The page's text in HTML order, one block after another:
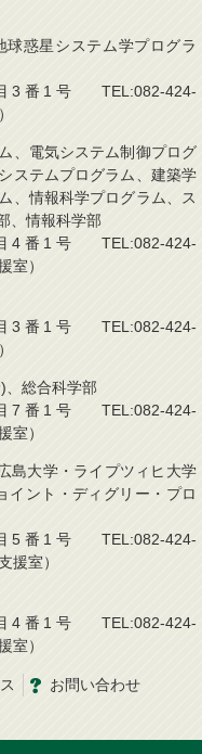
惑星システム学プログラ
3番1号 TEL:082-424-
、電気システム制御プログ
ステムプログラム、建築学
、情報科学プログラム、ス
、情報科学部
4番1号 TEL:082-424-
室）
3番1号 TEL:082-424-
、総合科学部
7番1号 TEL:082-424-
室）
島大学・ライプツィヒ大学
イント・ディグリー・プロ
5番1号 TEL:082-424-
援室）
4番1号 TEL:082-424-
室）
お問い合わせ